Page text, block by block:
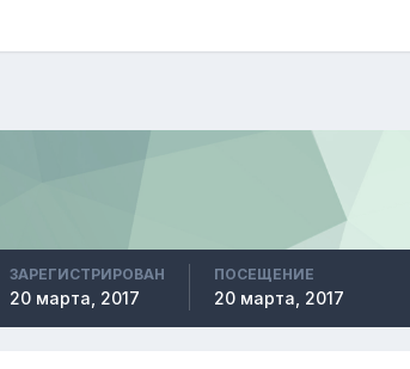
ЗАРЕГИСТРИРОВАН
20 марта, 2017
ПОСЕЩЕНИЕ
20 марта, 2017